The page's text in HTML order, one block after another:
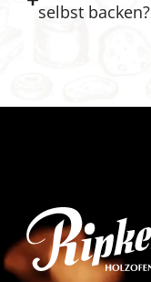
selbst backen?